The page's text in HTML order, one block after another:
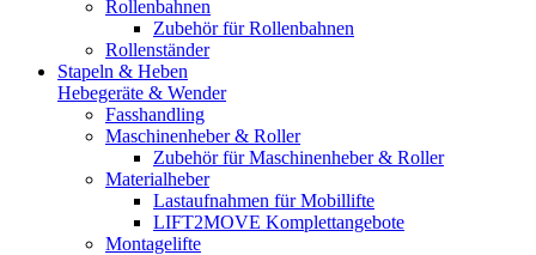
Rollenbahnen
Zubehör für Rollenbahnen
Rollenständer
Stapeln & Heben
Hebegeräte & Wender
Fasshandling
Maschinenheber & Roller
Zubehör für Maschinenheber & Roller
Materialheber
Lastaufnahmen für Mobillifte
LIFT2MOVE Komplettangebote
Montagelifte